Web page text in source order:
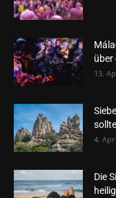
über
13.
sollte
4.
Die